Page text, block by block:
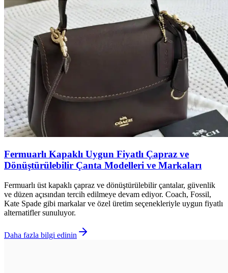
Fermuarlı Kapaklı Uygun Fiyatlı Çapraz ve
Dönüştürülebilir Çanta Modelleri ve Markaları
Fermuarlı üst kapaklı çapraz ve dönüştürülebilir çantalar, güvenlik
ve düzen açısından tercih edilmeye devam ediyor. Coach, Fossil,
Kate Spade gibi markalar ve özel üretim seçenekleriyle uygun fiyatlı
alternatifler sunuluyor.
Daha fazla bilgi edinin